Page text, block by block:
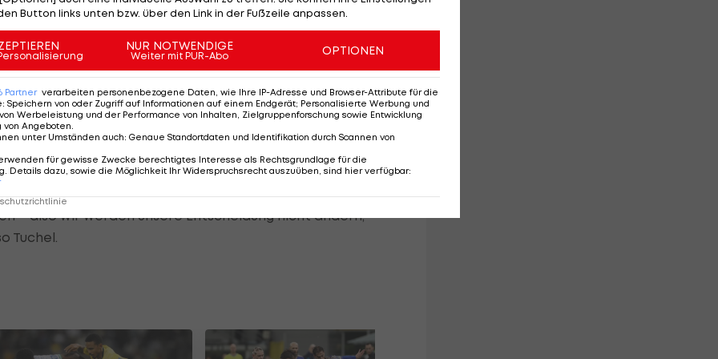
Spiel: "Er muss die Entscheidung akzeptieren. Sein
muss man er das akzeptieren, respektieren und
genau gesehen zu haben.
wie Jude, die so ehrgeizig sind, so etwas nie
Standards, Verpflichtung und gegenseitigen
– also wir werden unsere Entscheidung nicht ändern,
Tuchel.
Button links unten bzw. über den Link in der Fußzeile anpassen.
NUR NOTWENDIGE
Weiter mit PUR-Abo OPTIONEN
Partner verarbeiten personenbezogene Daten, wie Ihre IP-Adresse und Browser-Attribute für die
: Speichern von oder Zugriff auf Informationen auf einem Endgerät; Personalisierte Werbung und
Werbeleistung und der Performance von Inhalten, Zielgruppenforschung sowie Entwicklung
von Angeboten.
unter Umständen auch: Genaue Standortdaten und Identifikation durch Scannen von
für gewisse Zwecke berechtigtes Interesse als Rechtsgrundlage für die
Details dazu, sowie die Möglichkeit Ihr Widerspruchsrecht auszuüben, sind hier verfügbar: